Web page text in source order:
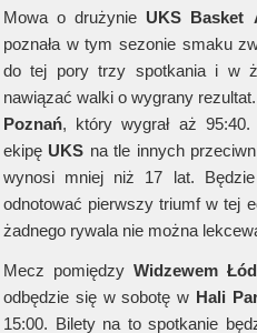
Mowa o drużynie UKS Basket
poznała w tym sezonie smaku
do tej pory trzy spotkania i w
nawiązać walki o wygrany
Poznań, który wygrał aż
ekipę UKS na tle innych
wynosi mniej niż 17 lat.
odnotować pierwszy triumf w tej
żadnego rywala nie można
Mecz pomiędzy Widzewem
odbędzie się w sobotę w Hali
15:00. Bilety na to spotkanie